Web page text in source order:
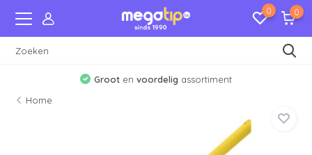
0 0
Groot envoordelig assortiment
Home